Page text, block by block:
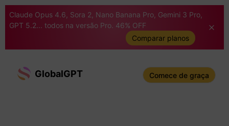
Claude Opus 4.6, Sora 2, Nano Banana Pro, Gemini 3 Pro,
GPT 5.2... todos na versão Pro. 46% OFF
Comparar planos
GlobalGPT Comece de graça